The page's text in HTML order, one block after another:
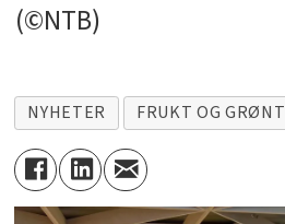
(©NTB)
NYHETER FRUKT OG GRØNT